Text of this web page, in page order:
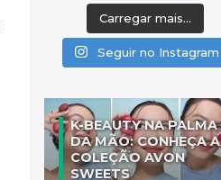
Carregar mais...
Seguir no Instagram
K-BEAUTY NA PALMA
DA MÃO: CONHEÇA A
COLEÇÃO AVON
SWEETS